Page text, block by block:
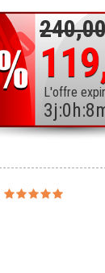
L'offre
3j:0 h:8